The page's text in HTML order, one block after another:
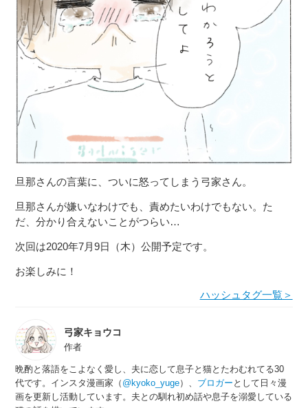
旦那さんの言葉に、ついに怒ってしまう弓家さん。
旦那さんが嫌いなわけでも、責めたいわけでもない。た
だ、分かり合えないことがつらい…
次回は2020年7月9日（木）公開予定です。
お楽しみに！
ハッシュタグ一覧＞
弓家キョウコ
作者
晩酌と落語をこよなく愛し、夫に恋して息子と猫とたわむれてる30
代です。インスタ漫画家（ @kyoko_yuge）、 ブロガー として日々漫
画を更新し活動しています。夫との馴れ初め話や息子を溺愛している